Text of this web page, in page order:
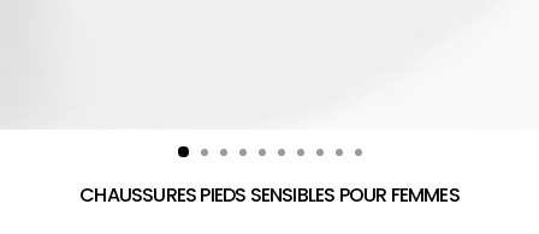
CHAUSSURES PIEDS SENSIBLES POUR FEMMES